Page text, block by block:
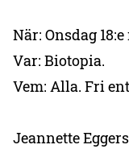
När: Onsdag
Var: Biotopia.
Vem: Alla. Fri
Jeannette